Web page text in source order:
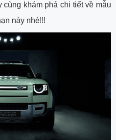
cùng khám phá chi tiết về mẫu
này nhé!!!